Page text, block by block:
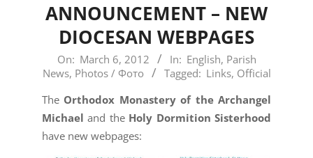
ANNOUNCEMENT – NEW
DIOCESAN WEBPAGES
2012-
03-
06
On: March 6, 2012 In: English, Parish
News, Photos / Фото Tagged: Links, Official
The Orthodox Monastery of the Archangel
Michael and the Holy Dormition Sisterhood
have new webpages: